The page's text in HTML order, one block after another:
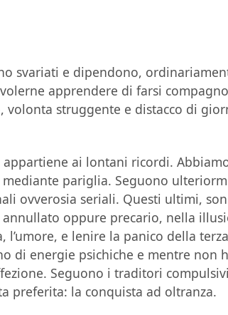
svariati e dipendono,
apprendere di farsi
struggente e distacco di
ai lontani ricordi.
pariglia. Seguono
ovverosia seriali. Questi ultimi,
oppure precario, nella
l’umore, e lenire la panico della
di energie psichiche e mentre non
Seguono i traditori
preferita: la conquista ad oltranza.